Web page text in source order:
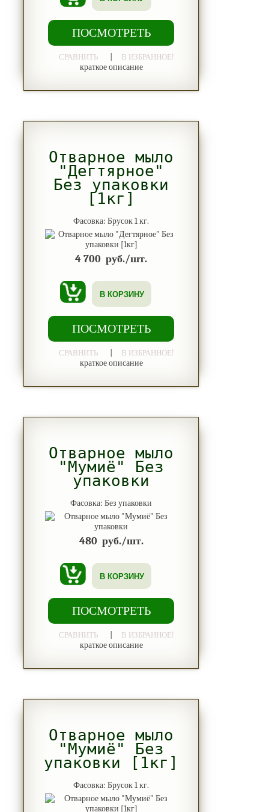
ПОСМОТРЕТЬ
СРАВНИТЬ В ИЗБРАННОЕ!
краткое описание
Отварное мыло
"Дегтярное"
Без упаковки
[1кг]
Фасовка: Брусок 1 кг.
4 700 руб./шт.
В КОРЗИНУ
ПОСМОТРЕТЬ
СРАВНИТЬ В ИЗБРАННОЕ!
краткое описание
Отварное мыло
"Мумиё" Без
упаковки
Фасовка: Без упаковки
480 руб./шт.
В КОРЗИНУ
ПОСМОТРЕТЬ
СРАВНИТЬ В ИЗБРАННОЕ!
краткое описание
Отварное мыло
"Мумиё" Без
упаковки [1кг]
Фасовка: Брусок 1 кг.